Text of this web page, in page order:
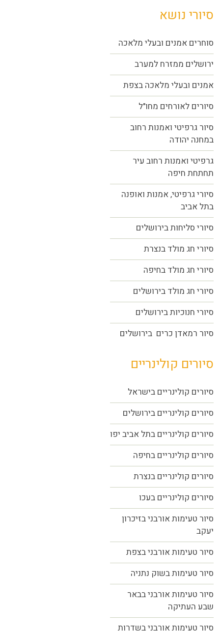
סיורי נושא
סוחרים אמנים ובעלי מלאכה
ירושלים ממזרח למערב
אמנים ובעלי מלאכה בצפת
סיורים לאורחים מחו"ל
סיור גרפיטי ואמנות רחוב
במחנה יהודה
תחתחת חיפה
סיורי גרפיטי, אמנות ואופנה
בתל אביב
סיורי סליחות בירושלים
סיורי חג מולד בנצרת
סיורי חג מולד בחיפה
סיורי חג מולד בירושלים
סיורי חנוכיות בירושלים
סיור רמאדן כרים בירושלים
סיורים קולינריים
סיורים קולינריים בישראל
סיורים קולינריים בירושלים
סיורים קולינריים בתל אביב יפו
סיורים קולינריים בחיפה
סיורים קולינריים בנצרת
סיורים קולינריים בעכו
סיור טעימות אורבני בזיכרון
יעקב
סיור טעימות אורבני בצפת
סיור טעימות בשוק נתניה
סיור טעימות אורבני בבאר
שבע העתיקה
סיור טעימות אורבני בשדרות